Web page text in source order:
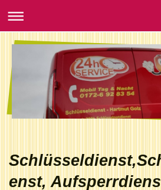
enst,